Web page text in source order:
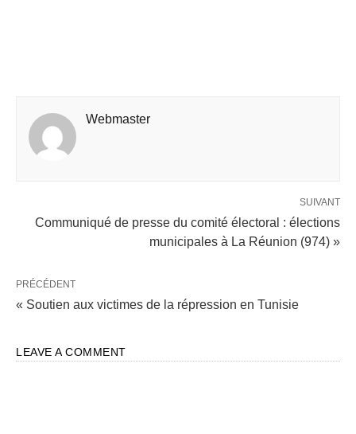
Webmaster
SUIVANT
Communiqué de presse du comité électoral : élections
municipales à La Réunion (974) »
PRÉCÉDENT
« Soutien aux victimes de la répression en Tunisie
LEAVE A COMMENT